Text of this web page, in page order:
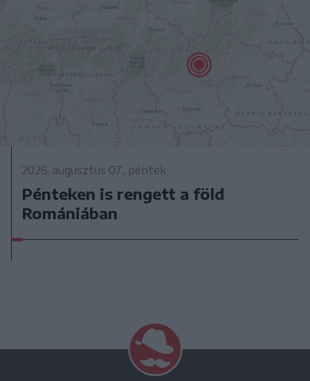
2026. augusztus 07., péntek
Pénteken is rengett a föld
Romániában